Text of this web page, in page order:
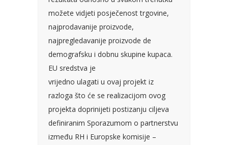
možete vidjeti posječenost trgovine,
najprodavanije proizvode,
najpregledavanije proizvode de
demografsku i dobnu skupine kupaca.
EU sredstva je
vrijedno ulagati u ovaj projekt iz
razloga što će se realizacijom ovog
projekta doprinijeti postizanju ciljeva
definiranim Sporazumom o partnerstvu
između RH i Europske komisije –